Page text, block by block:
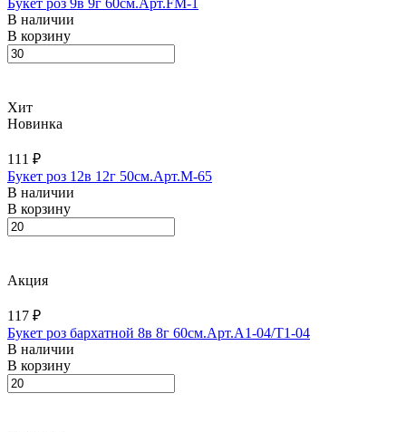
В наличии
В корзину
Хит
Новинка
111 ₽
Букет роз 12в 12г 50см.Арт.M-65
В наличии
В корзину
Акция
117 ₽
Букет роз бархатной 8в 8г 60см.Арт.A1-04/T1-04
В наличии
В корзину